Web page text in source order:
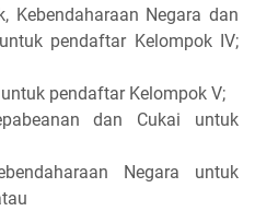
Kebendaharaan Negara dan
pendaftar Kelompok IV;
pendaftar Kelompok V;
dan Cukai untuk
Negara untuk